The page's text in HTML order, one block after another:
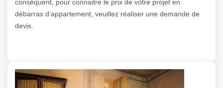
conséquent, pour connaitre le prix de votre projet en
débarras d’appartement, veuillez réaliser une demande de
devis.